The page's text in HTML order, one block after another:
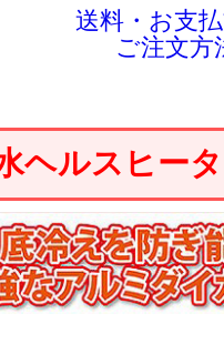
送料・お支
ご注文方
ヘルスヒー